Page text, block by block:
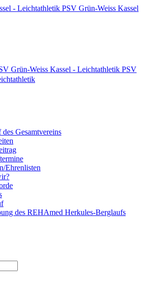
PSV Grün-Weiss Kassel
PSV
Gesamtvereins
Ehrenlisten
des REHAmed Herkules-Berglaufs